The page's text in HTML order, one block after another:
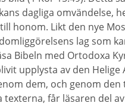
dagliga omvändelse,
honom. Likt den nye
lag som
Bibeln med Ortodoxa
upplysta av den Helige
dem, och genom
får läsaren del